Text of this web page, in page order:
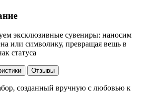
эксклюзивные сувениры: наносим
или символику, превращая вещь в
статуса
Отзывы
созданный вручную с любовью к